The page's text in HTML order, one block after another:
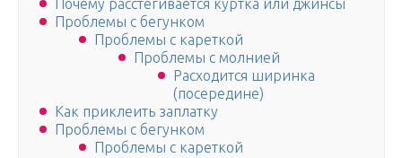
Почему расстегивается куртка или джинсы
Проблемы с бегунком
Проблемы с кареткой
Проблемы с молнией
Расходится ширинка
(посередине)
Как приклеить заплатку
Проблемы с бегунком
Проблемы с кареткой